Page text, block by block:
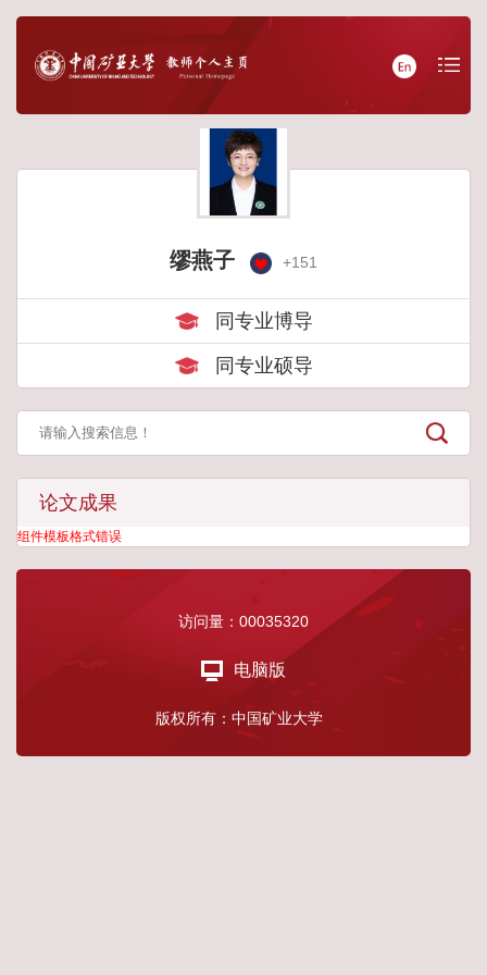
缪燕子 +151
同专业博导
同专业硕导
论文成果
组件模板格式错误
访问量： 00035320
电脑版
版权所有：中国矿业大学